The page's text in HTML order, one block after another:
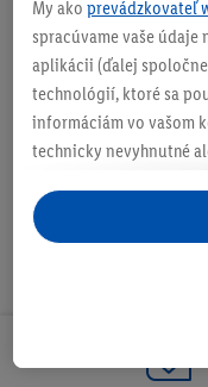
O produkte
My ako prevádzkovateľ
spracúvame vaše údaje
aplikácii (ďalej
technológií, ktoré sa
informáciám vo vašom
technicky nevyhnutné
personalizovanú
ste účastníkom
aj údaje z vášho
následne si vytvoríte
tiež vytvoriť špeciálny